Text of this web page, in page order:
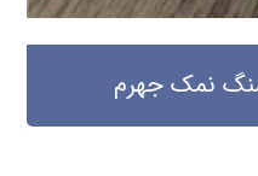
نمک جهرم